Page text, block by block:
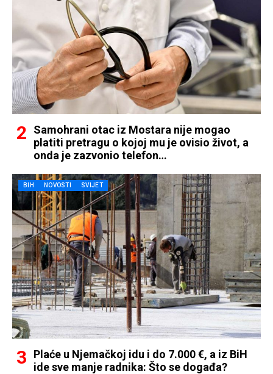
Samohrani otac iz Mostara nije mogao
platiti pretragu o kojoj mu je ovisio život, a
onda je zazvonio telefon…
BIH NOVOSTI SVIJET
Plaće u Njemačkoj idu i do 7.000 €, a iz BiH
ide sve manje radnika: Što se događa?